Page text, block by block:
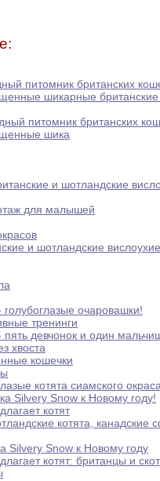
питомник британских
шикарные британские
питомник британских
шика
и шотландские
для малышей
и шотландские
очаровашки!
тренинги
девчонок и один
хвоста
кошечки
котята сиамского
Silvery Snow к Новому году!
котят
котята, канадские
Silvery Snow к Новому году
котят: британцы и